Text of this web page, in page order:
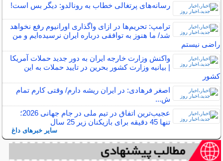
رسانه‌های پرتغالی خطاب به رونالدو: دیگر بس است!
ترامپ: تحریم‌ها در ازای واگذاری اورانیوم رفع نخواهد
شد/ ما هنوز به توافقی درباره ایران نرسیده‌ایم و من
راضی نیستم
واکنش وزارت خارجه ایران به دور جدید حملات آمریکا
| بیانیه وزارت کشور بحرین در تایید حملات به این
کشور
اصغر فرهادی: در ایران ریشه دارم/ وقتی کارم تمام
ش...
عجیب‌ترین اتفاق در تیم ملی در جام جهانی 2026؛
تنها 45 دقیقه برای بازیکنان زیر 25 سال
سایر خبرهای داغ